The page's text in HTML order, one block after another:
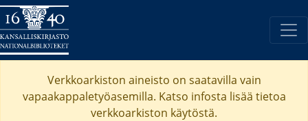
Verkkoarkiston aineisto on saatavilla vain
vapaakappaletyöasemilla. Katso infosta lisää tietoa
verkkoarkiston käytöstä.